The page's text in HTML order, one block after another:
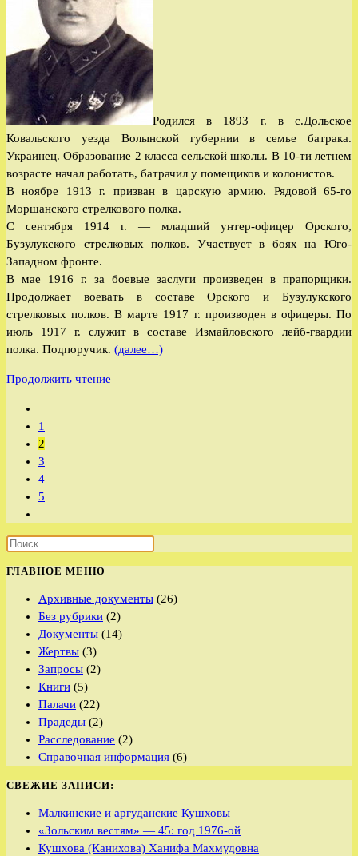
Родился в 1893 г. в с.Дольское
Ковальского уезда Волынской губернии в семье батрака.
Украинец. Образование 2 класса сельской школы. В 10-ти летнем
возрасте начал работать, батрачил у помещиков и колонистов.
В ноябре 1913 г. призван в царскую армию. Рядовой 65-го
Моршанского стрелкового полка.
С сентября 1914 г. — младший унтер-офицер Орского,
Бузулукского стрелковых полков. Участвует в боях на Юго-
Западном фронте.
В мае 1916 г. за боевые заслуги произведен в прапорщики.
Продолжает воевать в составе Орского и Бузулукского
стрелковых полков. В марте 1917 г. производен в офицеры. По
июль 1917 г. служит в составе Измайловского лейб-гвардии
полка. Подпоручик. (далее…)
Продолжить чтение
на
предыдущую
страницу
1
2
3
4
5
следующую
страницу
ГЛАВНОЕ МЕНЮ
Архивные документы (26)
Без рубрики (2)
Документы (14)
Жертвы (3)
Запросы (2)
Книги (5)
Палачи (22)
Прадеды (2)
Расследование (2)
Справочная информация (6)
СВЕЖИЕ ЗАПИСИ:
Малкинские и аргуданские Кушховы
«Зольским вестям» — 45: год 1976-ой
Кушхова (Канихова) Ханифа Махмудовна